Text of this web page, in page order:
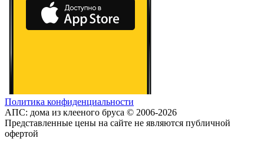
Политика конфиденциальности
АПС: дома из клееного бруса © 2006-2026
Представленные цены на сайте не являются публичной
офертой